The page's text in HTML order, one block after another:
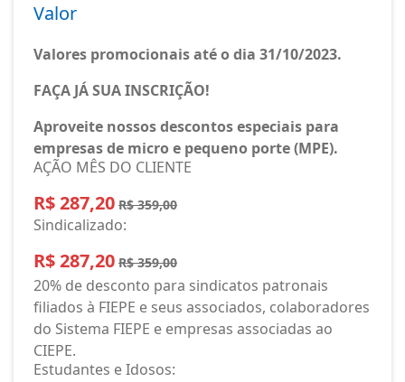
Valor
Valores promocionais até o dia 31/10/2023.
FAÇA JÁ SUA INSCRIÇÃO!
Aproveite nossos descontos especiais para
empresas de micro e pequeno porte (MPE).
AÇÃO MÊS DO CLIENTE
R$ 287,20 R$ 359,00
Sindicalizado:
R$ 287,20 R$ 359,00
20% de desconto para sindicatos patronais
filiados à FIEPE e seus associados, colaboradores
do Sistema FIEPE e empresas associadas ao
CIEPE.
Estudantes e Idosos: